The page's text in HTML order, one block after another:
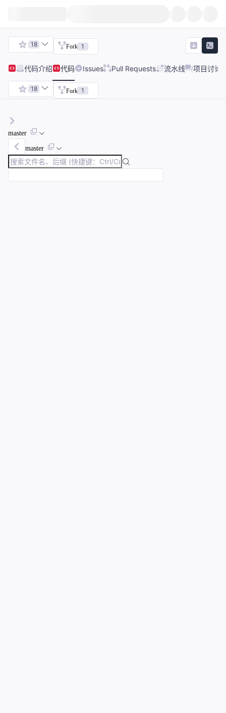
18 Fork 1
代码介绍 代码 Issues Pull Requests 流水线 项目讨论
18 Fork 1
master
master